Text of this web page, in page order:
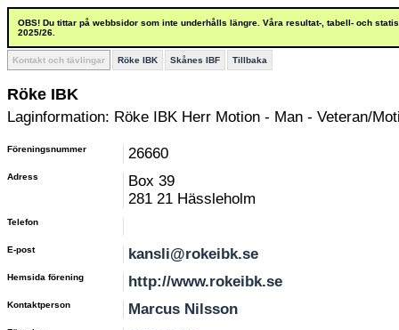
OBS! Du tittar på webbsidor som inte underhålls längre. Våra resultat-, tabell- och
2025/26.
Kontakt och tävlingar Röke IBK Skånes IBF Tillbaka
Röke IBK
Laginformation: Röke IBK Herr Motion - Man - Veteran/
Föreningsnummer 26660
Adress
Box 39
281 21 Hässleholm
Telefon
E-post kansli@rokeibk.se
Hemsida förening http://www.rokeibk.se
Kontaktperson Marcus Nilsson